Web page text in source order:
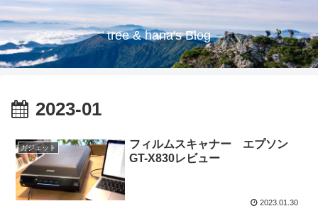
tree & hana's Blog
2023-01
ガジェット
フィルムスキャナー エプソン
GT-X830レビュー
2023.01.30